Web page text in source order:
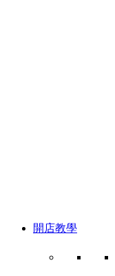
開店教學